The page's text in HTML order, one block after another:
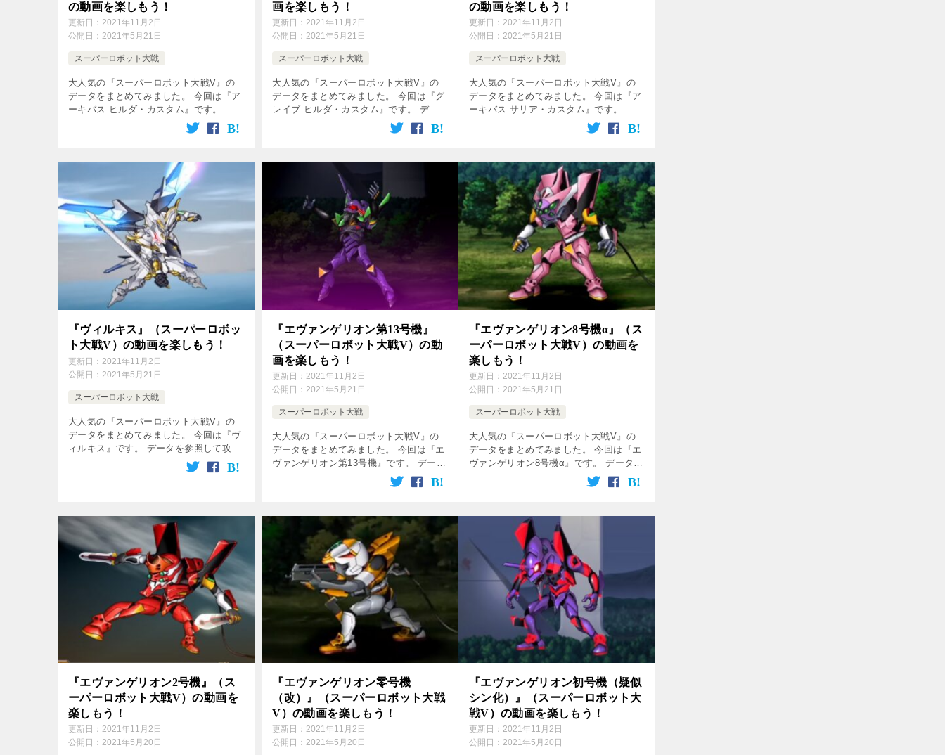
の動画を楽しもう！
更新日： 2021年11月2日
公開日： 2021年5月21日
スーパーロボット大戦
大人気の『スーパーロボット大戦V』の
データをまとめてみました。 今回は『ア
ーキバス ヒルダ・カスタム』です。 デ
ータを参照して攻略してね♪ 無料動画は
下の方の画像をクリック！ 登場作品 ク
画を楽しもう！
更新日：2021年11月2日
公開日：2021年5月21日
スーパーロボット大戦
大人気の『スーパーロボット大戦V』の
データをまとめてみました。 今回は『グ
レイブ ヒルダ・カスタム』です。 デー
タを参照して攻略してね♪ 無料動画は下
の方の画像をクリック！ 登場作品 クロ
の動画を楽しもう！
更新日： 2021年11月2日
公開日： 2021年5月21日
スーパーロボット大戦
大人気の『スーパーロボット大戦V』の
データをまとめてみました。 今回は『ア
ーキバス サリア・カスタム』です。 デ
ータを参照して攻略してね♪ 無料動画は
下の方の画像をクリック！ 登場作品 ク
『ヴィルキス』（スーパーロボッ
ト大戦V）の動画を楽しもう！
更新日： 2021年11月2日
公開日： 2021年5月21日
スーパーロボット大戦
大人気の『スーパーロボット大戦V』の
データをまとめてみました。 今回は『ヴ
ィルキス』です。 データを参照して攻略
してね♪ 無料動画は下の方の画像をクリ
ック！ 登場作品 クロスアンジュ 天使と
『エヴァンゲリオン第13号機』
（スーパーロボット大戦V）の動
画を楽しもう！
更新日： 2021年11月2日
公開日： 2021年5月21日
スーパーロボット大戦
大人気の『スーパーロボット大戦V』の
データをまとめてみました。 今回は『エ
ヴァンゲリオン第13号機』です。 データ
を参照して攻略してね♪ 無料動画は下の
方の画像をクリック！ 登場作品 エヴァ
『エヴァンゲリオン8号機α』（ス
ーパーロボット大戦V）の動画を
楽しもう！
更新日： 2021年11月2日
公開日： 2021年5月21日
スーパーロボット大戦
大人気の『スーパーロボット大戦V』の
データをまとめてみました。 今回は『エ
ヴァンゲリオン8号機α』です。 データを
参照して攻略してね♪ 無料動画は下の方
の画像をクリック！ 登場作品 エヴァン
『エヴァンゲリオン2号機』（ス
ーパーロボット大戦V）の動画を
楽しもう！
更新日： 2021年11月2日
公開日： 2021年5月20日
『エヴァンゲリオン零号機
（改）』（スーパーロボット大戦
V）の動画を楽しもう！
更新日：2021年11月2日
公開日：2021年5月20日
『エヴァンゲリオン初号機（疑似
シン化）』（スーパーロボット大
戦V）の動画を楽しもう！
更新日： 2021年11月2日
公開日： 2021年5月20日